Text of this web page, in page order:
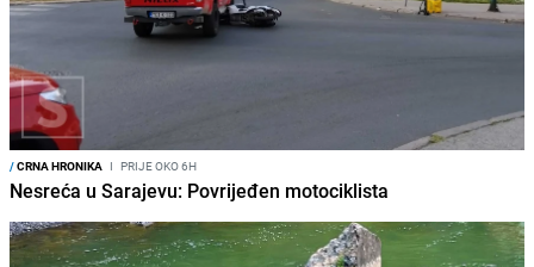
/CRNA HRONIKA I PRIJE OKO 6H
Nesreća u Sarajevu: Povrijeđen motociklista